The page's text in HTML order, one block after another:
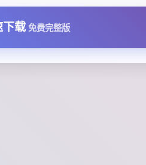
下载 免费完整版